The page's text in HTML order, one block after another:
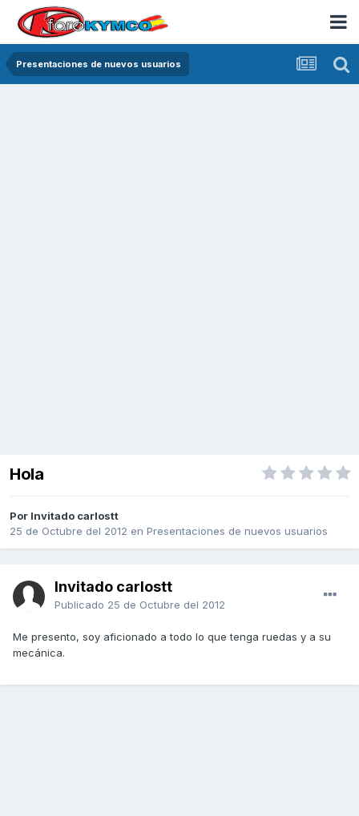
Presentaciones de nuevos usuarios
Hola
Por Invitado carlostt
25 de Octubre del 2012 en Presentaciones de nuevos usuarios
Invitado carlostt
Publicado 25 de Octubre del 2012
Me presento, soy aficionado a todo lo que tenga ruedas y a su
mecánica.